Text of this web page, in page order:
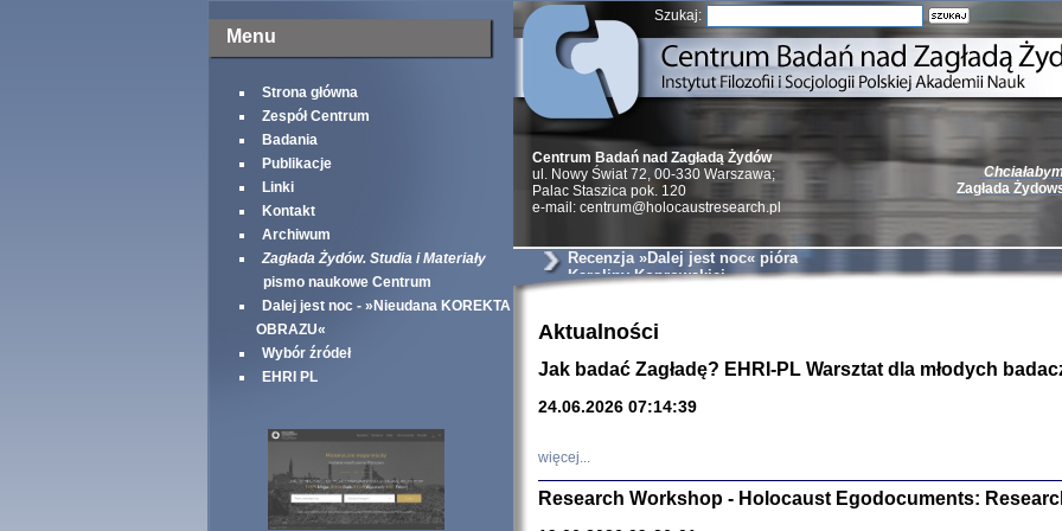
Menu
Strona główna
Zespół Centrum
Badania
Publikacje
Linki
Kontakt
Archiwum
Zagłada Żydów. Studia i Materiały
pismo naukowe Centrum
Dalej jest noc - »Nieudana KOREKTA
OBRAZU«
Wybór źródeł
EHRI PL
Szukaj:
Zagłada
Natalia Aleksiun,
Deborah Dash
Turski, Laurence
Centrum Badań nad Zagładą Żydów
ul. Nowy Świat 72, 00-330 Warszawa;
Palac Staszica pok. 120
e-mail: centrum@holocaustresearch.pl
Recenzja »Dalej jest noc« pióra
Karoliny Koprowskiej
Aktualności
Jak badać Zagładę? EHRI-PL Warsztat dla młodych
24.06.2026 07:14:39
więcej...
Research Workshop - Holocaust Egodocuments: